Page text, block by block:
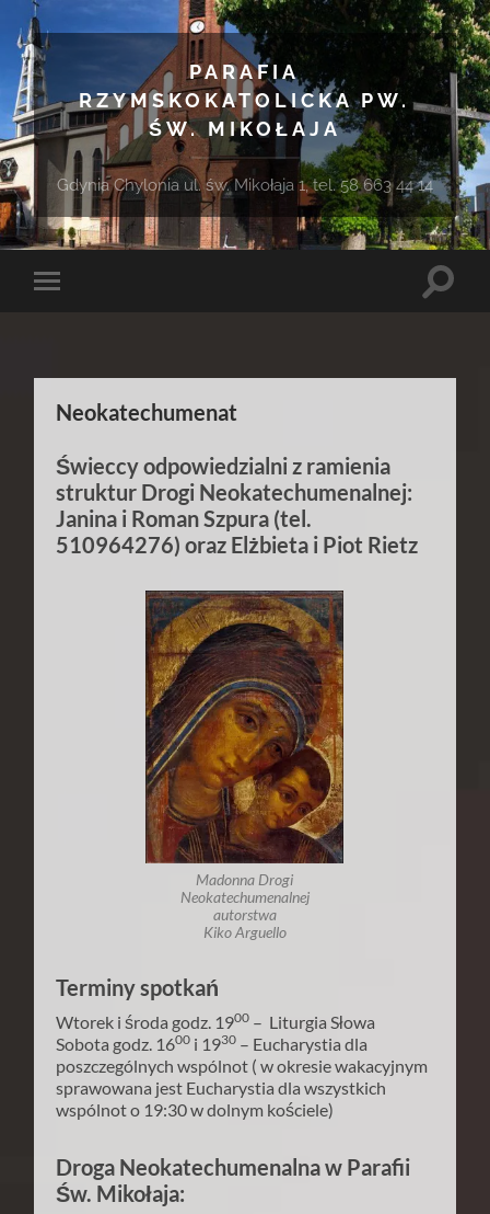
PARAFIA
RZYMSKOKATOLICKA PW.
ŚW. MIKOŁAJA
Gdynia Chylonia ul. św. Mikołaja 1, tel. 58 663 44 14
Toggle
Toggle
Neokatechumenat
Świeccy odpowiedzialni z ramienia
struktur Drogi Neokatechumenalnej:
Janina i Roman Szpura (tel.
510964276) oraz Elżbieta i Piot Rietz
Madonna Drogi
Neokatechumenalnej
autorstwa
Kiko Arguello
Terminy spotkań
Wtorek i środa godz. 1900 – Liturgia Słowa
Sobota godz. 1600 i 1930 – Eucharystia dla
poszczególnych wspólnot ( w okresie wakacyjnym
sprawowana jest Eucharystia dla wszystkich
wspólnot o 19:30 w dolnym kościele)
Droga Neokatechumenalna w Parafii
Św. Mikołaja: